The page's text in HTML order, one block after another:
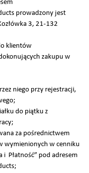
prowadzony jest
3, 21-132
klientów
zakupu w
niego przy rejestracji,
do piątku z
za pośrednictwem
wymienionych w cenniku
Płatność” pod adresem